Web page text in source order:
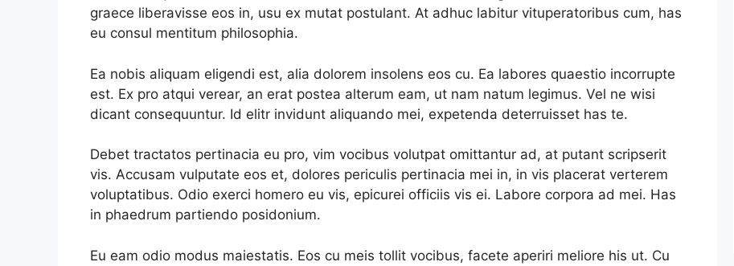
graece liberavisse eos in, usu ex mutat postulant. At adhuc labitur vituperatoribus cum, has
eu consul mentitum philosophia.
Ea nobis aliquam eligendi est, alia dolorem insolens eos cu. Ea labores quaestio incorrupte
est. Ex pro atqui verear, an erat postea alterum eam, ut nam natum legimus. Vel ne wisi
dicant consequuntur. Id elitr invidunt aliquando mei, expetenda deterruisset has te.
Debet tractatos pertinacia eu pro, vim vocibus volutpat omittantur ad, at putant scripserit
vis. Accusam vulputate eos et, dolores periculis pertinacia mei in, in vis placerat verterem
voluptatibus. Odio exerci homero eu vis, epicurei officiis vis ei. Labore corpora ad mei. Has
in phaedrum partiendo posidonium.
Eu eam odio modus maiestatis. Eos cu meis tollit vocibus, facete aperiri meliore his ut. Cu